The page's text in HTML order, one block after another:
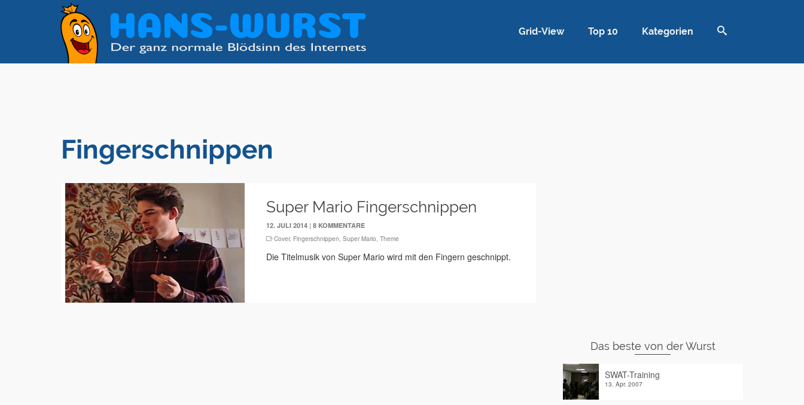
Grid-View Top 10 Kategorien
Fingerschnippen
Super Mario Fingerschnippen
12. JULI 2014 |8 KOMMENTARE
Cover, Fingerschnippen,Super Mario,Theme
Die Titelmusik von Super Mario wird mit den Fingern geschnippt.
Das beste von der Wurst
SWAT-Training
13. Apr. 2007